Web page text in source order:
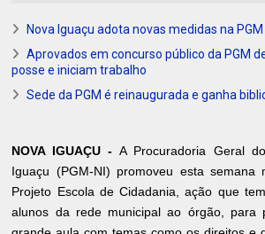
Nova Iguaçu adota novas medidas na PGM
Aprovados em concurso público da PGM
posse e iniciam trabalho
Sede da PGM é reinaugurada e ganha
NOVA IGUAÇU -A Procuradoria Geral
Iguaçu (PGM-NI) promoveu esta semana
Projeto Escola de Cidadania, ação que
alunos da rede municipal ao órgão, para